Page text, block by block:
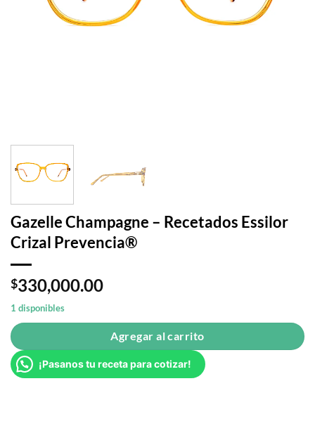
Gazelle Champagne – Recetados Essilor
Crizal Prevencia®
$330,000.00
1 disponibles
Agregar al carrito
¡Pasanos tu receta para cotizar!